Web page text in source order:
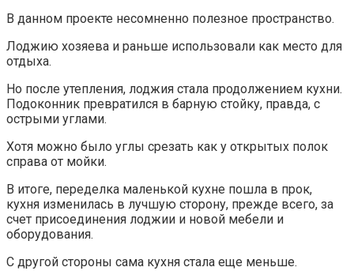
В данном проекте несомненно полезное пространство.
Лоджию хозяева и раньше использовали как место для
отдыха.
Но после утепления, лоджия стала продолжением кухни.
Подоконник превратился в барную стойку, правда, с
острыми углами.
Хотя можно было углы срезать как у открытых полок
справа от мойки.
В итоге, переделка маленькой кухне пошла в прок,
кухня изменилась в лучшую сторону, прежде всего, за
счет присоединения лоджии и новой мебели и
оборудования.
С другой стороны сама кухня стала еще меньше.